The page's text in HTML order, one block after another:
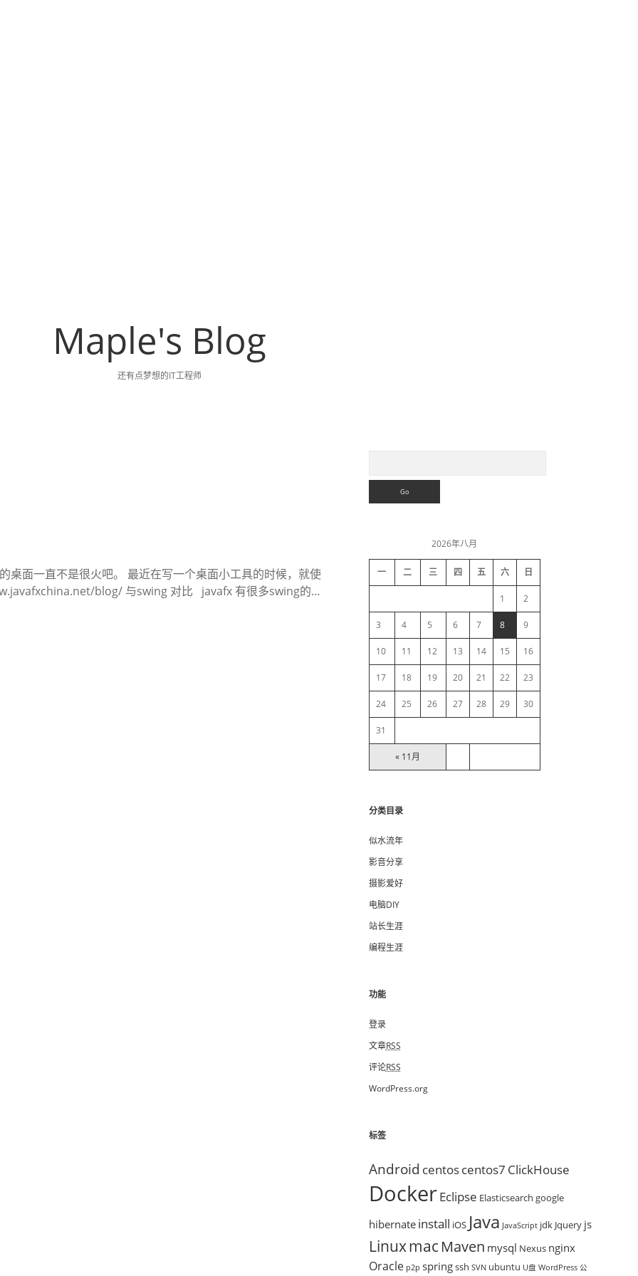
Maple's Blog
还有点梦想的IT工程师
桌面一直不是很火吧。 最近在写一个桌面小工具的时候，就使
blog/ 与swing 对比 javafx 有很多swing的…
i
e
a
r
a
2026年八月
一 二 三 四 五 六 日
« 11月
1 2
3 4 5 6 7 8 9
10 11 12 13 14 15 16
17 18 19 20 21 22 23
24 25 26 27 28 29 30
31
分类目录
似水流年
影音分享
摄影爱好
电脑DIY
站长生涯
编程生涯
功能
登录
文章RSS
评论RSS
WordPress.org
标签
Android centoscentos7 ClickHouse
DockerEclipse Elasticsearch google
hibernate install iOS Java JavaScript jdk Jquery js
LinuxmacMaven mysql Nexus nginx
Oracle p2p springssh SVN ubuntu U盘 WordPress 公